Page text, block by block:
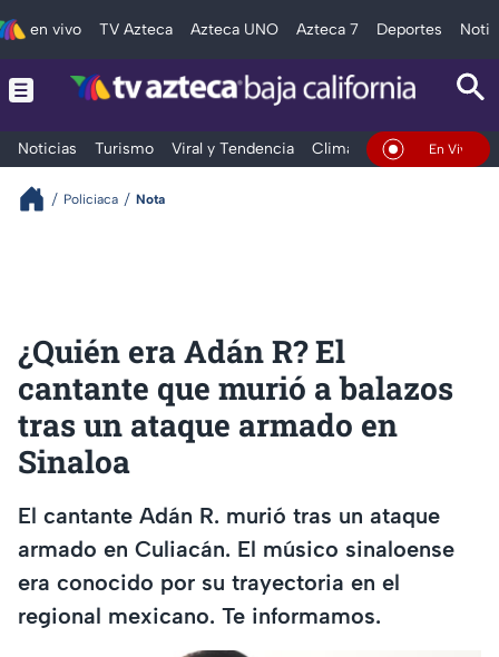
en vivo TV Azteca Azteca UNO Azteca 7 Deportes
Noticias Turismo Viral y Tendencia Clima DeportesEn Vivo
Policiaca Nota
¿Quién era Adán R? El
cantante que murió a balazos
tras un ataque armado en
Sinaloa
El cantante Adán R. murió tras un ataque
armado en Culiacán. El músico sinaloense
era conocido por su trayectoria en el
regional mexicano. Te informamos.